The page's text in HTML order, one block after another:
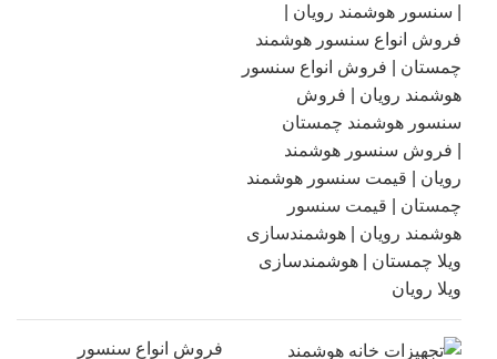
فروش انواع سنسور